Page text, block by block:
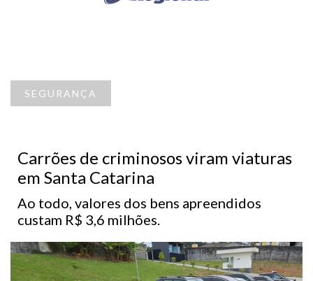
SEGURANÇA
Carrões de criminosos viram viaturas
em Santa Catarina
Ao todo, valores dos bens apreendidos
custam R$ 3,6 milhões.